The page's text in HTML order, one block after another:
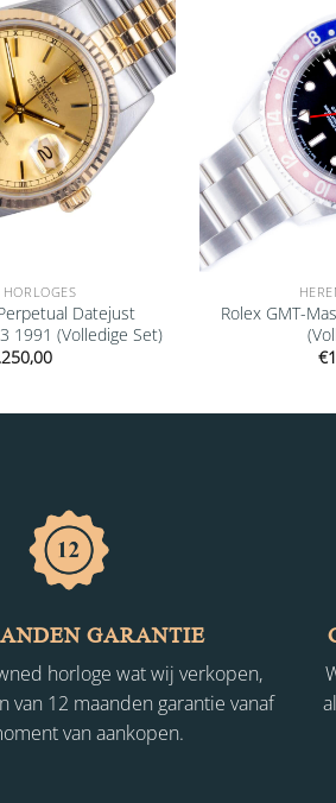
HORLOGES
Datejust
1991 (Volledige Set)
Rolex GMT-
€
GARANTIE
horloge wat wij verkopen,
van 12 maanden garantie vanaf
van aankopen.